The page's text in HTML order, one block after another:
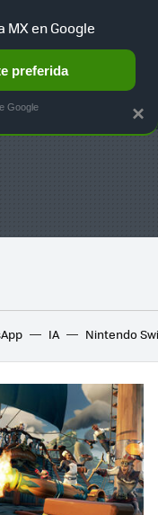
TERRITORIO
IA Nintendo
×
MX en Google
preferida
Google